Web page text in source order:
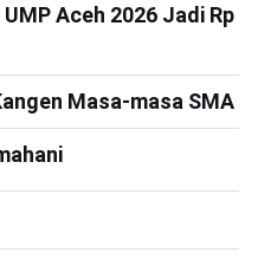
Aceh 2026 Jadi Rp
Masa-masa SMA